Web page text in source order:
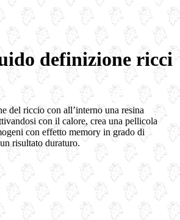
definizione ricci
del riccio con all’interno una resina
con il calore, crea una pellicola
con effetto memory in grado di
risultato duraturo.